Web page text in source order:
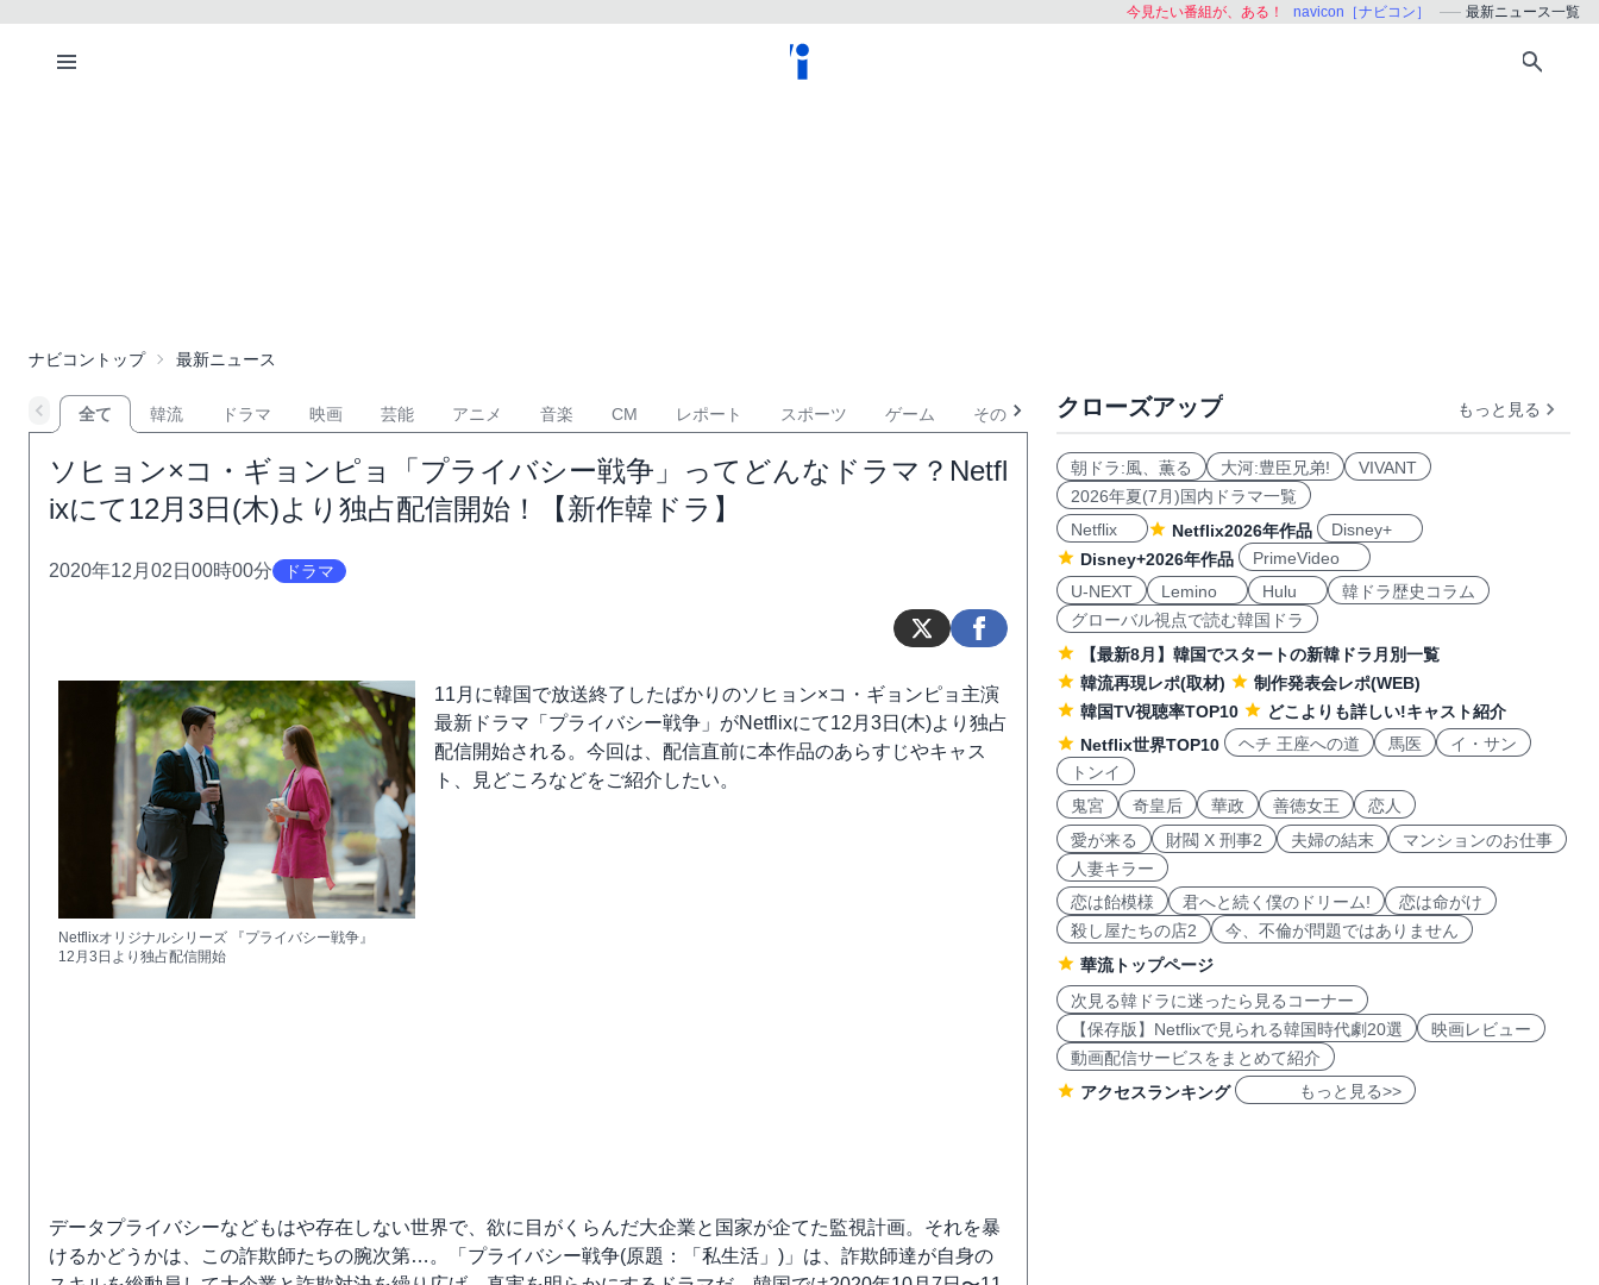
今見たい番組が、ある！ navicon［ナビコン］ 最新ニュース一覧
ナビコントップ 最新ニュース
全て 韓流 ドラマ 映画 芸能 アニメ 音楽 CM レポート スポーツ ゲーム その他
ソヒョン×コ・ギョンピョ「プライバシー戦争」ってどんなドラマ？Netfl
ixにて12月3日(木)より独占配信開始！【新作韓ドラ】
2020年12月02日00時00分 ドラマ
Netflixオリジナルシリーズ 『プライバシー戦争』
12月3日より独占配信開始
11月に韓国で放送終了したばかりのソヒョン×コ・ギョンピョ主演
最新ドラマ「プライバシー戦争」がNetflixにて12月3日(木)より独占
配信開始される。今回は、配信直前に本作品のあらすじやキャス
ト、見どころなどをご紹介したい。
データプライバシーなどもはや存在しない世界で、欲に目がくらんだ大企業と国家が企てた監視計画。それを暴
けるかどうかは、この詐欺師たちの腕次第…。「プライバシー戦争(原題：「私生活」)」は、詐欺師達が自身の
クローズアップ もっと見る
朝ドラ:風、薫る 大河:豊臣兄弟!
VIVANT
2026年夏(7月)国内ドラマ一覧
Netflix
Netflix2026年作品
Disney+
Disney+2026年作品
PrimeVideo
U-NEXT
Lemino Hulu
韓ドラ歴史コラム
グローバル視点で読む韓国ドラ
【最新8月】韓国でスタートの新韓ドラ月別一覧
韓流再現レポ(取材)
制作発表会レポ(WEB)
韓国TV視聴率TOP10
どこよりも詳しい!キャスト紹介
Netflix世界TOP10
ヘチ 王座への道 馬医
イ・サン
トンイ
鬼宮
奇皇后 華政 善徳女王
恋人
愛が来る
財閥 X 刑事2 夫婦の結末
マンションのお仕事
人妻キラー
恋は飴模様
君へと続く僕のドリーム!
恋は命がけ
殺し屋たちの店2
今、不倫が問題ではありません
華流トップページ
次見る韓ドラに迷ったら見るコーナー
【保存版】Netflixで見られる韓国時代劇20選
映画レビュー
動画配信サービスをまとめて紹介
アクセスランキング
もっと見る>>